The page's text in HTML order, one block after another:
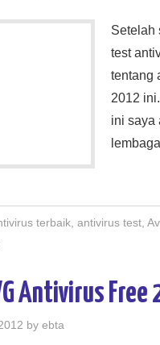
Setelah
test
tentang
2012
ini saya
terbaik, antivirus test,
Antivirus
by ebta